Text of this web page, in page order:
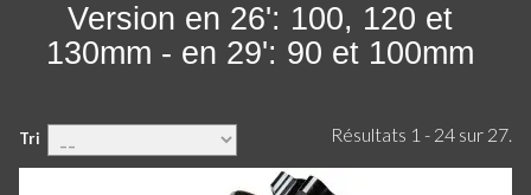
Version en 26': 100, 120 et
130mm - en 29': 90 et 100mm
Tri Résultats 1 - 24 sur 27.